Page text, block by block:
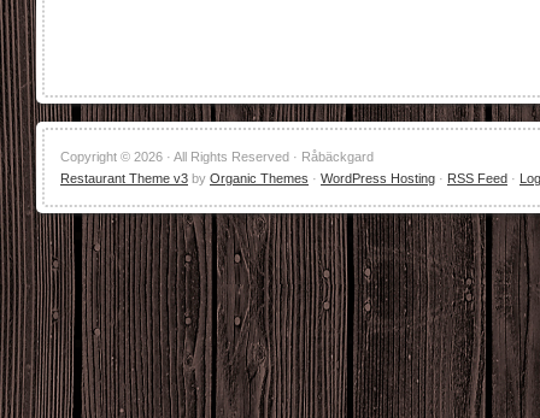
Copyright © 2026 · All Rights Reserved · Råbäckgard
Restaurant Theme v3 by Organic Themes · WordPress Hosting · RSS Feed ·